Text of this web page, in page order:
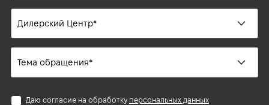
Даю согласие на обработку персональных данных